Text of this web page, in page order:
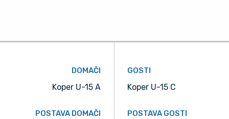
DOMAČI
Koper U-15 A
GOSTI
Koper U-15 C
POSTAVA DOMAČI POSTAVA GOSTI